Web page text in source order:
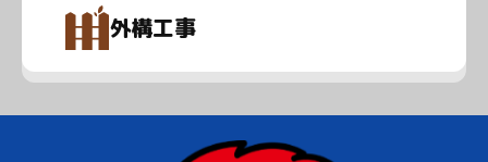
外構工事